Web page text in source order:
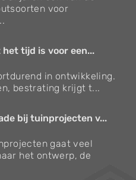
voor
tijd is voor een...
in ontwikkeling.
bestrating krijgt t...
bij tuinprojecten v...
gaat veel
het ontwerp, de